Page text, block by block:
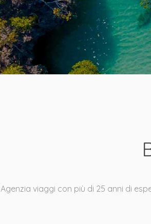
Agenzia viaggi con più di 25 anni di